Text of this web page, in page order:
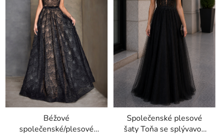
Béžové
společenské/plesové
Společenské plesové
šaty Toňa se splývavou